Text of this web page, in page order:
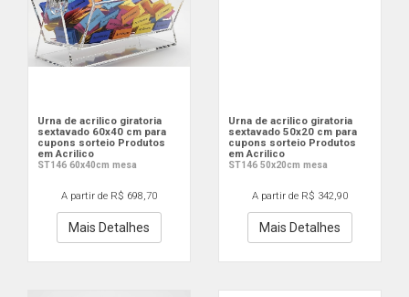
Urna de acrilico giratoria
sextavado 60x40 cm para
cupons sorteio Produtos
em Acrilico
ST146 60x40cm mesa
A partir de R$ 698,70
Mais Detalhes
Urna de acrilico giratoria
sextavado 50x20 cm para
cupons sorteio Produtos
em Acrilico
ST146 50x20cm mesa
A partir de R$ 342,90
Mais Detalhes